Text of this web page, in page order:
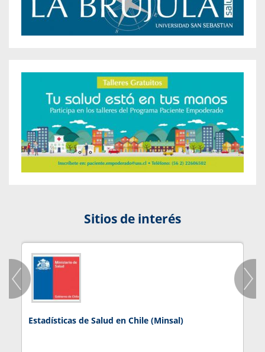
Sitios de interés
Estadísticas de Salud en Chile (Minsal)